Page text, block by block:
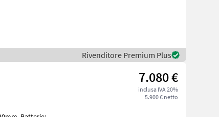
Rivenditore Premium Plus
7.080 €
inclusa IVA 20%
5.900 € netto